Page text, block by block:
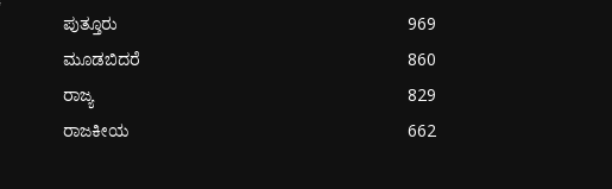
ಪುತ್ತೂರು
969
ಮೂಡಬಿದರೆ
860
ರಾಜ್ಯ
829
ರಾಜಕೀಯ
662